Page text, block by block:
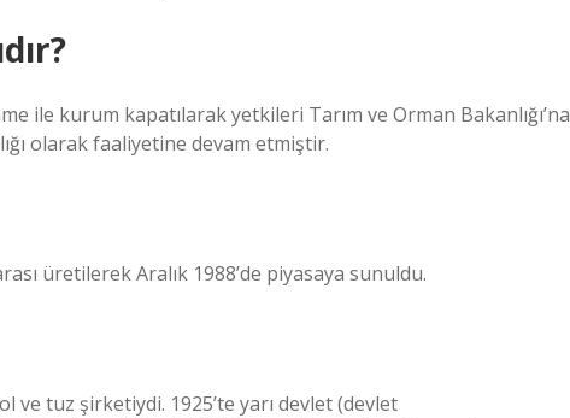
ile kurum kapatılarak yetkileri Tarım ve Orman Bakanlığı’na
olarak faaliyetine devam etmiştir.
üretilerek Aralık 1988’de piyasaya sunuldu.
tuz şirketiydi. 1925’te yarı devlet (devlet